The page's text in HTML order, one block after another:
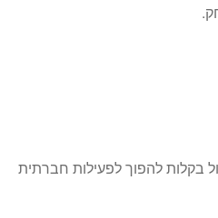
בקלות להפוך לפעילות חברתית